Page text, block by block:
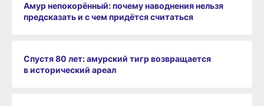
Амур непокорённый: почему наводнения нельзя
предсказать и с чем придётся считаться
Спустя 80 лет: амурский тигр возвращается
в исторический ареал